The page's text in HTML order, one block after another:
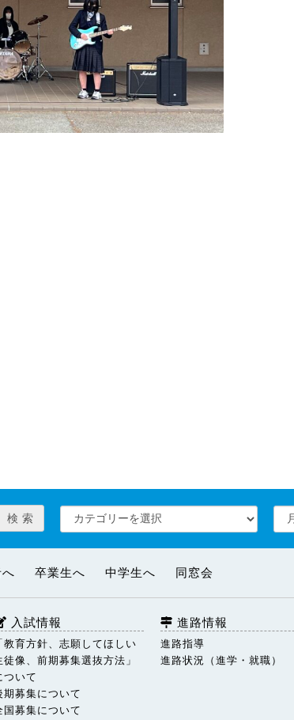
卒業生へ 中学生へ 同窓会
入試情報
教育方針、志願してほしい
徒像、前期募集選抜方法」
ついて
期募集について
国募集について
進路情報
進路指導
進路状況（進学・就職）